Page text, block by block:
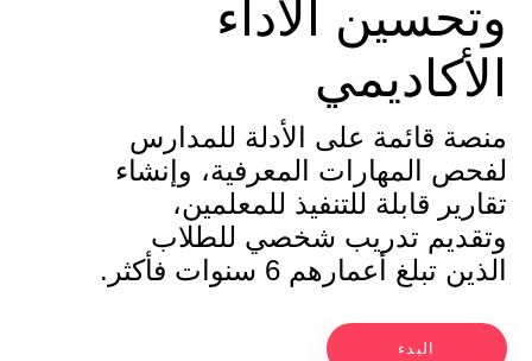
وتحسين الأداء
الأكاديمي
منصة قائمة على الأدلة للمدارس
لفحص المهارات المعرفية، وإنشاء
تقارير قابلة للتنفيذ للمعلمين،
وتقديم تدريب شخصي للطلاب
الذين تبلغ أعمارهم 6 سنوات فأكثر.
البدء